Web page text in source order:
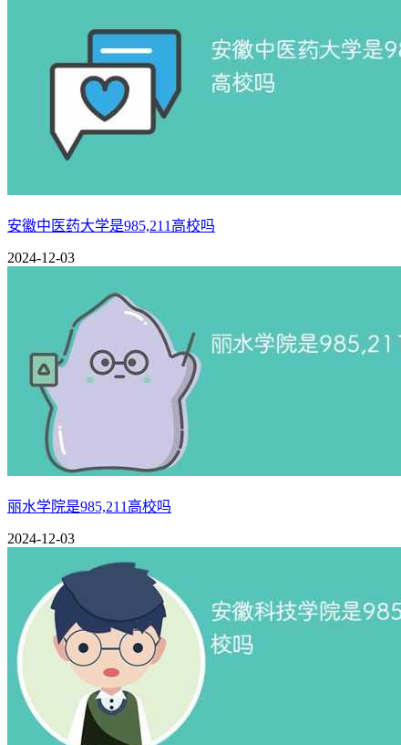
安徽中医药大学是985,211高校吗
2024-12-03
丽水学院是985,211高校吗
2024-12-03